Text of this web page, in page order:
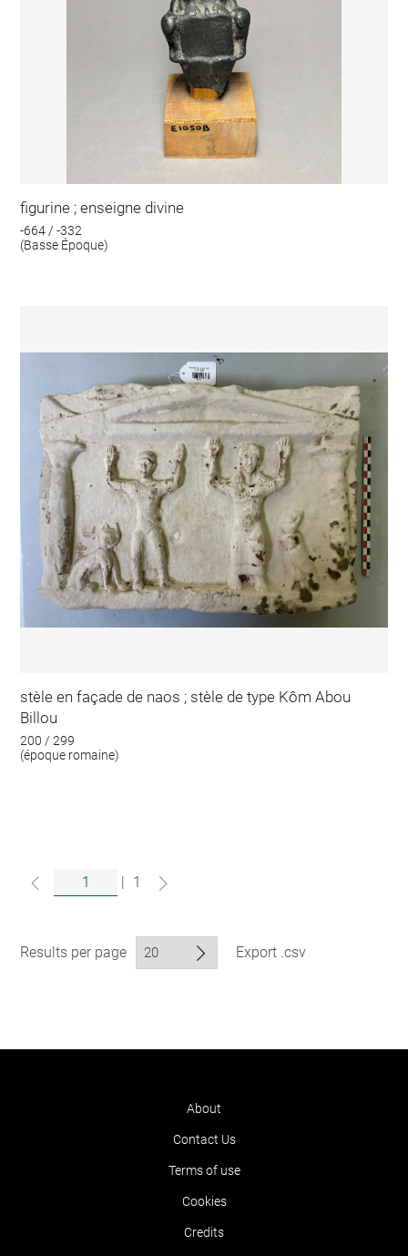
figurine ; enseigne divine
-664 / -332
(Basse Époque)
stèle en façade de naos ; stèle de type Kôm Abou
Billou
200 / 299
(époque romaine)
1
Results per page Export .csv
About
Contact Us
Terms of use
Cookies
Credits